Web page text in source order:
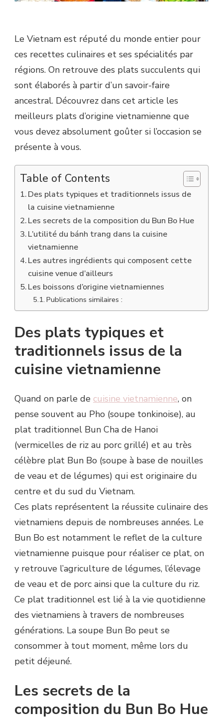
Le Vietnam est réputé du monde entier pour
ces recettes culinaires et ses spécialités par
régions. On retrouve des plats succulents qui
sont élaborés à partir d’un savoir-faire
ancestral. Découvrez dans cet article les
meilleurs plats d’origine vietnamienne que
vous devez absolument goûter si l’occasion se
présente à vous.
Table of Contents
Des plats typiques et traditionnels issus de
la cuisine vietnamienne
Les secrets de la composition du Bun Bo Hue
L’utilité du bánh trang dans la cuisine
vietnamienne
Les autres ingrédients qui composent cette
cuisine venue d’ailleurs
Les boissons d’origine vietnamiennes
Publications similaires :
Des plats typiques et
traditionnels issus de la
cuisine vietnamienne
Quand on parle de cuisine vietnamienne, on
pense souvent au Pho (soupe tonkinoise), au
plat traditionnel Bun Cha de Hanoi
(vermicelles de riz au porc grillé) et au très
célèbre plat Bun Bo (soupe à base de nouilles
de veau et de légumes) qui est originaire du
centre et du sud du Vietnam.
Ces plats représentent la réussite culinaire des
vietnamiens depuis de nombreuses années. Le
Bun Bo est notamment le reflet de la culture
vietnamienne puisque pour réaliser ce plat, on
y retrouve l’agriculture de légumes, l’élevage
de veau et de porc ainsi que la culture du riz.
Ce plat traditionnel est lié à la vie quotidienne
des vietnamiens à travers de nombreuses
générations. La soupe Bun Bo peut se
consommer à tout moment, même lors du
petit déjeuné.
Les secrets de la
composition du Bun Bo Hue